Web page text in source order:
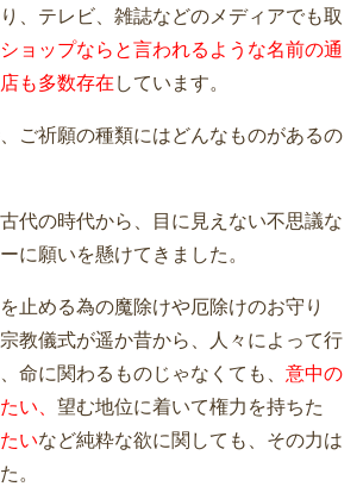
、テレビ、雑誌などのメディアでも取
ョップならと言われるような名前の通
も多数存在 しています。
ご祈願の種類にはどんなものがあるの
代の時代から、目に見えない不思議な
に願いを懸けてきました。
止める為の魔除けや厄除けのお守り
教儀式が遥か昔から、人々によって行
命に関わるものじゃなくても、 意中の
い、 望む地位に着いて権力を持ちた
いなど純粋な欲に関しても、その力は
。